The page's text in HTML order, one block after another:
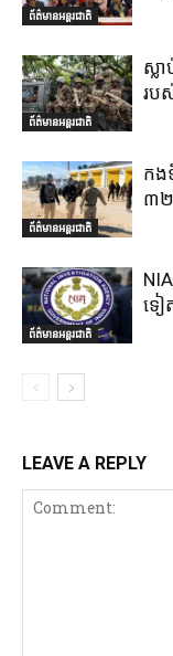
ព័ត៌មានអន្តរជាតិ
ព័ត៌មានអន្តរជាតិ
ស្ល
រប
ព័ត៌មានអន្តរជាតិ
កង
៣២
ព័ត៌មានអន្តរជាតិ
ទៀ
LEAVE A REPLY